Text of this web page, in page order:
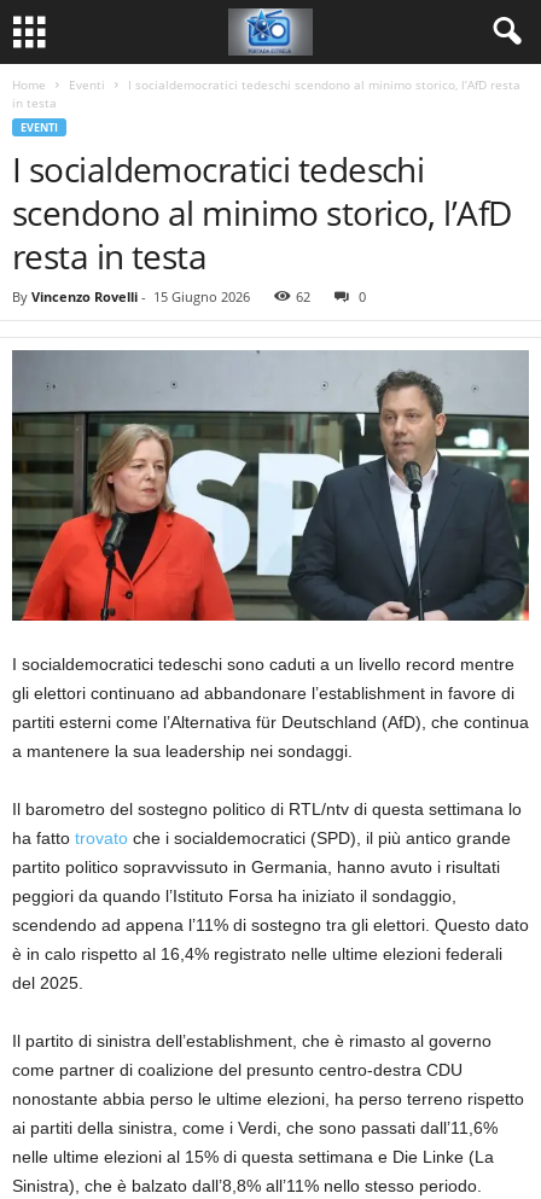
Home Eventi
I socialdemocratici tedeschi scendono al minimo storico, l’AfD resta
in testa
EVENTI
I socialdemocratici tedeschi
scendono al minimo storico, l’AfD
resta in testa
By Vincenzo Rovelli - 15 Giugno 2026 62 0
I socialdemocratici tedeschi sono caduti a un livello record mentre
gli elettori continuano ad abbandonare l’establishment in favore di
partiti esterni come l’Alternativa für Deutschland (AfD), che continua
a mantenere la sua leadership nei sondaggi.
Il barometro del sostegno politico di RTL/ntv di questa settimana lo
ha fatto trovato che i socialdemocratici (SPD), il più antico grande
partito politico sopravvissuto in Germania, hanno avuto i risultati
peggiori da quando l’Istituto Forsa ha iniziato il sondaggio,
scendendo ad appena l’11% di sostegno tra gli elettori. Questo dato
è in calo rispetto al 16,4% registrato nelle ultime elezioni federali
del 2025.
Il partito di sinistra dell’establishment, che è rimasto al governo
come partner di coalizione del presunto centro-destra CDU
nonostante abbia perso le ultime elezioni, ha perso terreno rispetto
ai partiti della sinistra, come i Verdi, che sono passati dall’11,6%
nelle ultime elezioni al 15% di questa settimana e Die Linke (La
Sinistra), che è balzato dall’8,8% all’11% nello stesso periodo.